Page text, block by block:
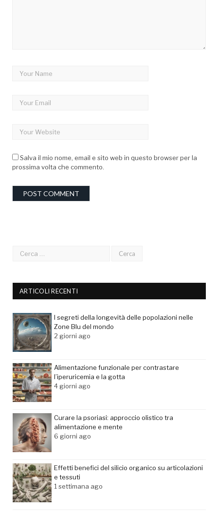
Salva il mio nome, email e sito web in questo browser per la
prossima volta che commento.
ARTICOLI RECENTI
I segreti della longevità delle popolazioni nelle
Zone Blu del mondo
2 giorni ago
Alimentazione funzionale per contrastare
l’iperuricemia e la gotta
4 giorni ago
Curare la psoriasi: approccio olistico tra
alimentazione e mente
6 giorni ago
Effetti benefici del silicio organico su articolazioni
e tessuti
1 settimana ago